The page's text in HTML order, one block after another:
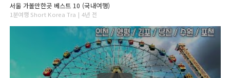
서울 가볼만한곳 베스트 10 (국내여행)
1분여행 Short Korea Tra | 4년 전